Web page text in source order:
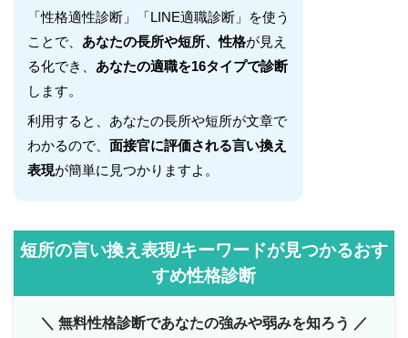
「性格適性診断」「LINE適職診断」を使う
ことで、 あなたの長所や短所、性格が見え
る化でき、 あなたの適職を16タイプで診断
します。
利用すると、あなたの長所や短所が文章で
わかるので、 面接官に評価される言い換え
表現が簡単に見つかりますよ。
短所の言い換え表現/キーワードが見つかるおす
すめ性格診断
＼ 無料性格診断であなたの強みや弱みを知ろう ／